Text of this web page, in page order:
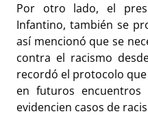
Por otro lado, el
Infantino, también se
así mencionó que se
contra el racismo
recordó el protocolo
en futuros
evidencien casos de